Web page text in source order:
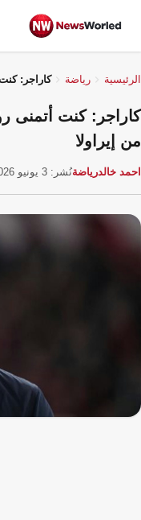
الرئيسية رياضة كاراجر: كنت
كاراجر: كنت أتمنى
من إيراولا
احمد خالدرياضةنُشر: 3 يونيو 2026